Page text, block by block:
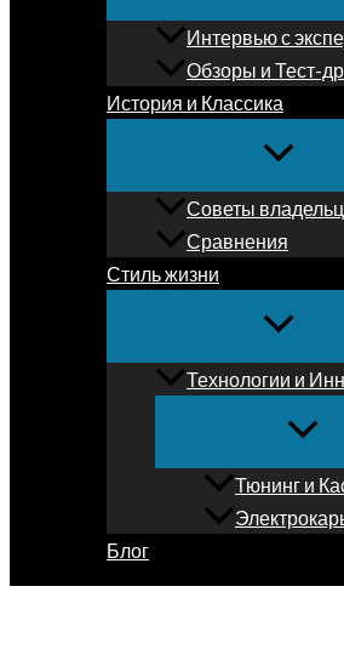
Интервью с
Обзоры и Тест-
История и Классика
Советы
Сравнения
Стиль жизни
Технологии и
Тюнинг и
Блог